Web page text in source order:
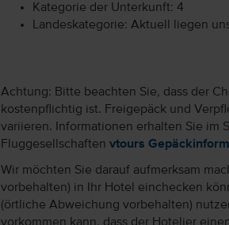
Kategorie der Unterkunft: 4
Landeskategorie: Aktuell liegen
Achtung: Bitte beachten Sie, dass der
kostenpflichtig ist. Freigepäck und
variieren. Informationen erhalten Sie im
Fluggesellschaften vtours
Wir möchten Sie darauf aufmerksam
vorbehalten) in Ihr Hotel einchecken
(örtliche Abweichung vorbehalten)
vorkommen kann, dass der Hotelier